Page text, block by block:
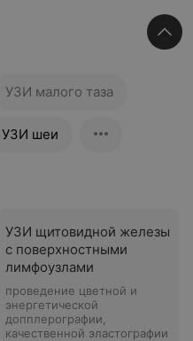
УЗИ малого таза
УЗИ шеи
УЗИ щитовидной железы
с поверхностными
лимфоузлами
проведение цветной и
энергетической
допплерографии,
качественной эластографии